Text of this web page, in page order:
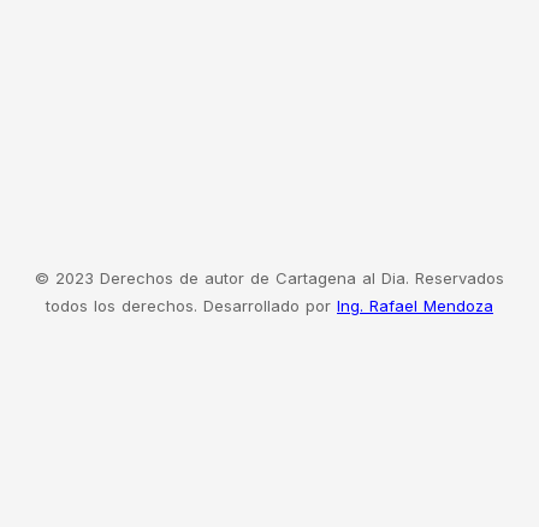
© 2023 Derechos de autor de Cartagena al Dia. Reservados
todos los derechos. Desarrollado por Ing. Rafael Mendoza